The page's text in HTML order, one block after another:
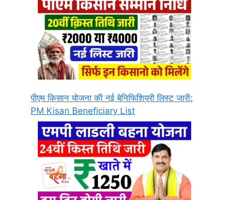
पीएम किसान योजना की नई बेनिफिशियरी लिस्ट जारी:
PM Kisan Beneficiary List